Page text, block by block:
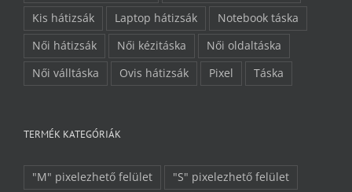
Kis hátizsák
Laptop hátizsák
Notebook táska
Női hátizsák
Női kézitáska
Női oldaltáska
Női válltáska
Ovis hátizsák Pixel Táska
TERMÉK KATEGÓRIÁK
"M" pixelezhető felület
"S" pixelezhető felület